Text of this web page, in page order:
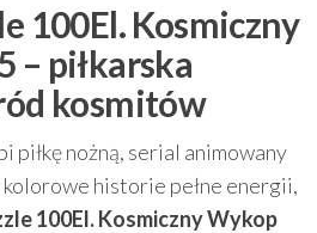
100El. Kosmiczny
– piłkarska
kosmitów
piłkę nożną, serial animowany
kolorowe historie pełne energii,
100El. Kosmiczny Wykop